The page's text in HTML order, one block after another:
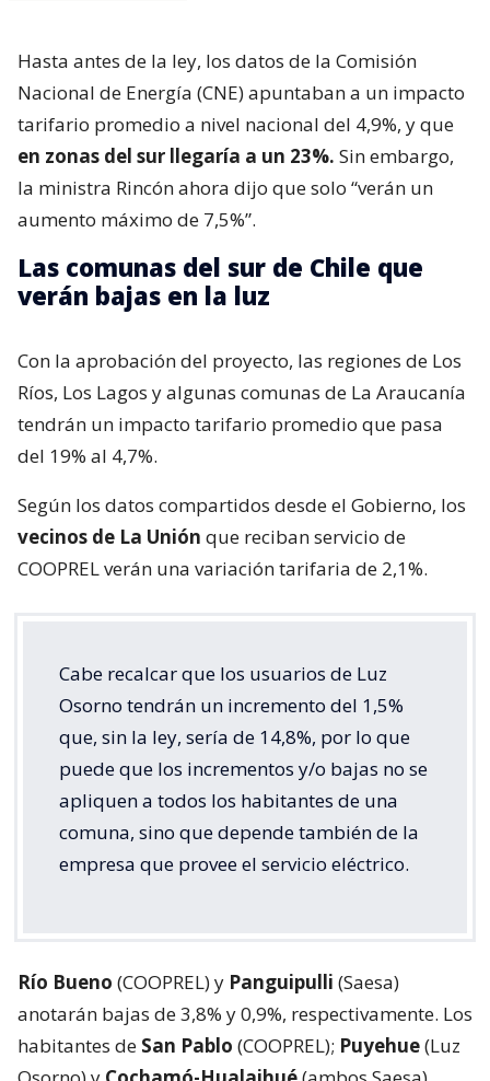
Hasta antes de la ley, los datos de la Comisión
Nacional de Energía (CNE) apuntaban a un impacto
tarifario promedio a nivel nacional del 4,9%, y que
en zonas del sur llegaría a un 23%. Sin embargo,
la ministra Rincón ahora dijo que solo “verán un
aumento máximo de 7,5%”.
Las comunas del sur de Chile que
verán bajas en la luz
Con la aprobación del proyecto, las regiones de Los
Ríos, Los Lagos y algunas comunas de La Araucanía
tendrán un impacto tarifario promedio que pasa
del 19% al 4,7%.
Según los datos compartidos desde el Gobierno, los
vecinos de La Unión que reciban servicio de
COOPREL verán una variación tarifaria de 2,1%.
Cabe recalcar que los usuarios de Luz
Osorno tendrán un incremento del 1,5%
que, sin la ley, sería de 14,8%, por lo que
puede que los incrementos y/o bajas no se
apliquen a todos los habitantes de una
comuna, sino que depende también de la
empresa que provee el servicio eléctrico.
Río Bueno (COOPREL) y Panguipulli (Saesa)
anotarán bajas de 3,8% y 0,9%, respectivamente. Los
habitantes de San Pablo (COOPREL); Puyehue(Luz